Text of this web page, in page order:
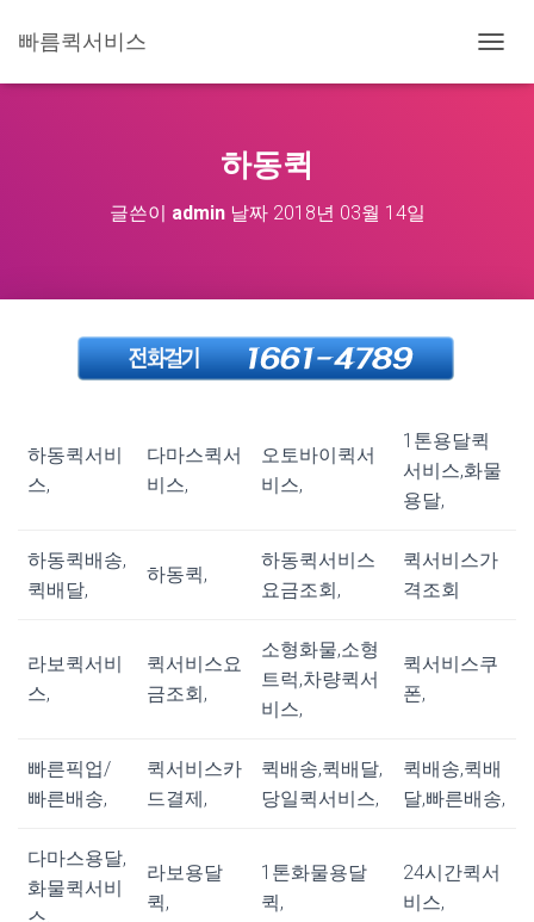
빠름퀵서비스
비
하동퀵
글쓴이 admin날짜 2018년 03월 14일
하동퀵서비
스,
다마스퀵서
비스,
오토바이퀵서
비스,
1톤용달퀵
서비스,화물
용달,
하동퀵배송,
퀵배달,
하동퀵,
하동퀵서비스
요금조회,
퀵서비스가
격조회
라보퀵서비
스,
퀵서비스요
금조회,
소형화물,소형
트럭,차량퀵서
비스,
퀵서비스쿠
폰,
빠른픽업/
빠른배송,
퀵서비스카
드결제,
퀵배송,퀵배달,
당일퀵서비스,
퀵배송,퀵배
달,빠른배송,
다마스용달,
화물퀵서비
라보용달
퀵,
1톤화물용달
퀵,
24시간퀵서
비스,